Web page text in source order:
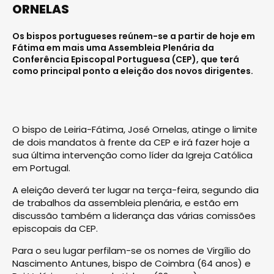
ORNELAS
Os bispos portugueses reúnem-se a partir de hoje em
Fátima em mais uma Assembleia Plenária da
Conferência Episcopal Portuguesa (CEP), que terá
como principal ponto a eleição dos novos dirigentes.
O bispo de Leiria-Fátima, José Ornelas, atinge o limite
de dois mandatos à frente da CEP e irá fazer hoje a
sua última intervenção como líder da Igreja Católica
em Portugal.
A eleição deverá ter lugar na terça-feira, segundo dia
de trabalhos da assembleia plenária, e estão em
discussão também a liderança das várias comissões
episcopais da CEP.
Para o seu lugar perfilam-se os nomes de Virgílio do
Nascimento Antunes, bispo de Coimbra (64 anos) e